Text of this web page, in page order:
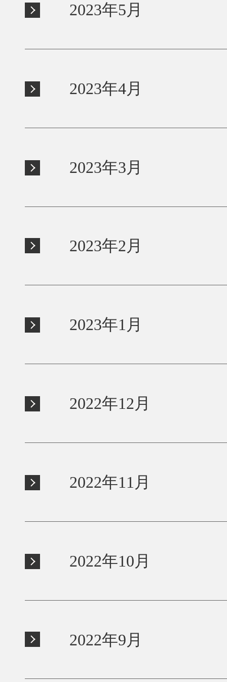
2023年5月
2023年4月
2023年3月
2023年2月
2023年1月
2022年12月
2022年11月
2022年10月
2022年9月